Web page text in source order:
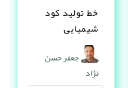
خط تولید کود
شیمیایی
گرانولی
جعفر حسن
نژاد